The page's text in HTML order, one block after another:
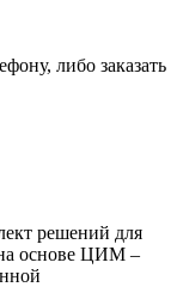
либо заказать
решений для
основе ЦИМ –